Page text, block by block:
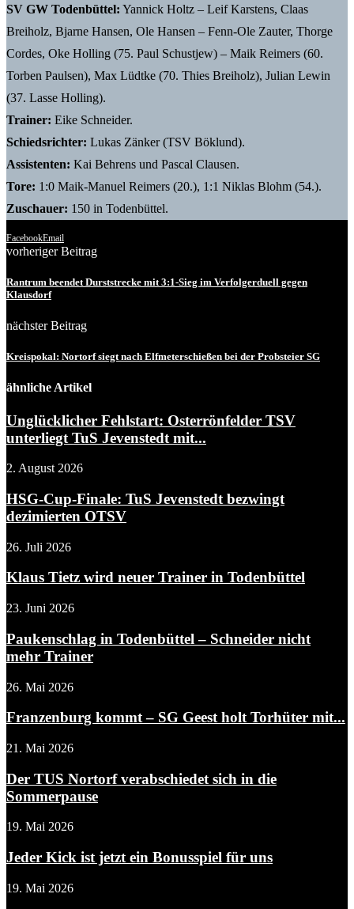
SV GW Todenbüttel: Yannick Holtz – Leif Karstens, Claas
Breiholz, Bjarne Hansen, Ole Hansen – Fenn-Ole Zauter, Thorge
Cordes, Oke Holling (75. Paul Schustjew) – Maik Reimers (60.
Torben Paulsen), Max Lüdtke (70. Thies Breiholz), Julian Lewin
(37. Lasse Holling).
Trainer: Eike Schneider.
Schiedsrichter: Lukas Zänker (TSV Böklund).
Assistenten: Kai Behrens und Pascal Clausen.
Tore: 1:0 Maik-Manuel Reimers (20.), 1:1 Niklas Blohm (54.).
Zuschauer: 150 in Todenbüttel.
FacebookEmail
vorheriger Beitrag
Rantrum beendet Durststrecke mit 3:1-Sieg im Verfolgerduell gegen
Klausdorf
nächster Beitrag
Kreispokal: Nortorf siegt nach Elfmeterschießen bei der Probsteier SG
ähnliche Artikel
Unglücklicher Fehlstart: Osterrönfelder TSV
unterliegt TuS Jevenstedt mit...
2. August 2026
HSG-Cup-Finale: TuS Jevenstedt bezwingt
dezimierten OTSV
26. Juli 2026
Klaus Tietz wird neuer Trainer in Todenbüttel
23. Juni 2026
Paukenschlag in Todenbüttel – Schneider nicht
mehr Trainer
26. Mai 2026
Franzenburg kommt – SG Geest holt Torhüter mit...
21. Mai 2026
Der TUS Nortorf verabschiedet sich in die
Sommerpause
19. Mai 2026
Jeder Kick ist jetzt ein Bonusspiel für uns
19. Mai 2026